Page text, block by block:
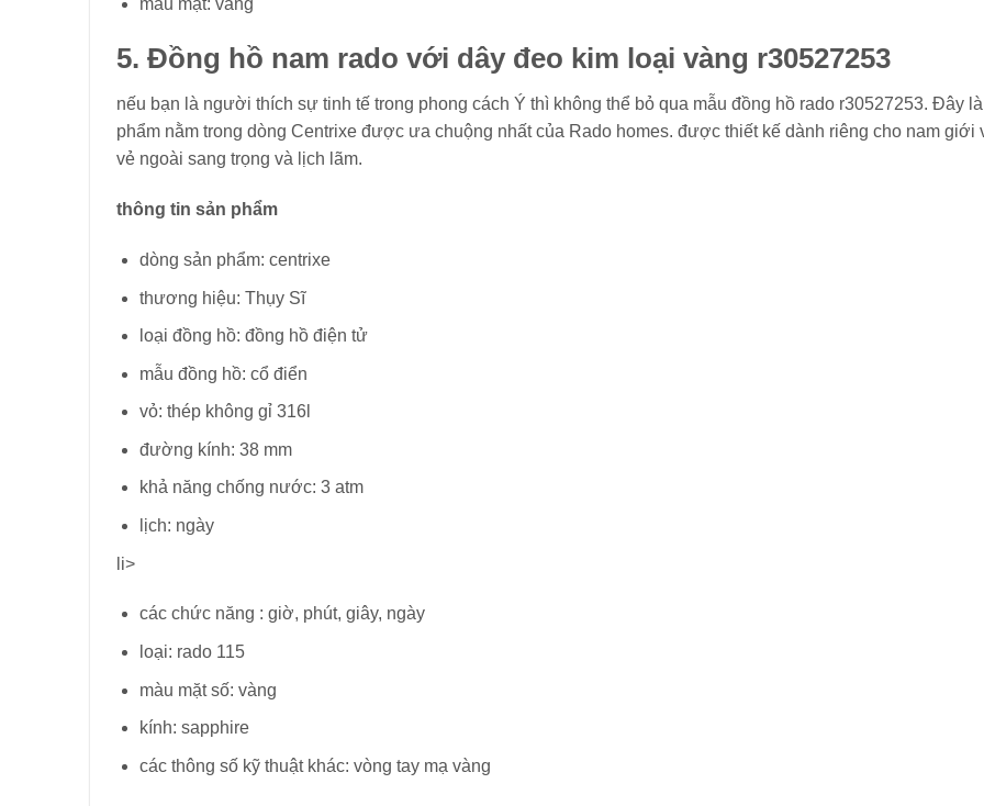
5. Đồng hồ nam rado với dây đeo kim loại vàng r30527253
nếu bạn là người thích sự tinh tế trong phong cách Ý thì không thể bỏ qua mẫu đồng hồ rado r30527253. Đây
phẩm nằm trong dòng Centrixe được ưa chuộng nhất của Rado homes. được thiết kế dành riêng cho nam giới
vẻ ngoài sang trọng và lịch lãm.
thông tin sản phẩm
dòng sản phẩm: centrixe
thương hiệu: Thụy Sĩ
loại đồng hồ: đồng hồ điện tử
mẫu đồng hồ: cổ điển
vỏ: thép không gỉ 316l
đường kính: 38 mm
khả năng chống nước: 3 atm
lịch: ngày
li>
các chức năng : giờ, phút, giây, ngày
loại: rado 115
màu mặt số: vàng
kính: sapphire
các thông số kỹ thuật khác: vòng tay mạ vàng